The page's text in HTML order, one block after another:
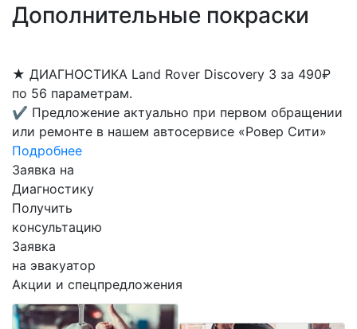
Дополнительные покраски
★ ДИАГНОСТИКА Land Rover Discovery 3 за 490₽
по 56 параметрам.
✔ Предложение актуально при первом обращении
или ремонте в нашем автосервисе «Ровер Сити»
Подробнее
Заявка на
Диагностику
Получить
консультацию
Заявка
на эвакуатор
Акции и спецпредложения